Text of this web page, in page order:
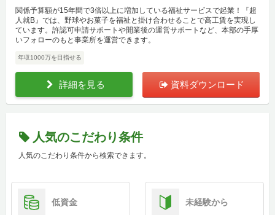
関係予算額が15年間で3倍以上に増加している福祉サービスで起業！『超
人就B』では、野球やお菓子を福祉と掛け合わせることで高工賃を実現し
ています。許認可申請サポートや開業後の運営サポートなど、本部の手厚
いフォローのもと事業所を運営できます。
年収1000万を目指せる
詳細を見る 資料ダウンロード
人気のこだわり条件
人気のこだわり条件から検索できます。
低資金 未経験から